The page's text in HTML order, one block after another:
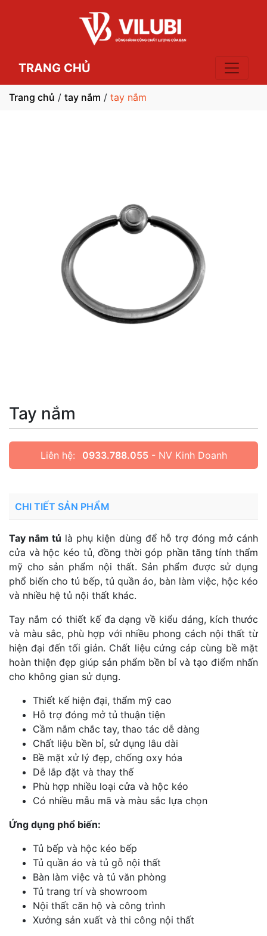
TRANG CHỦ
Trang chủ / tay nắm / tay nắm
Tay nắm
Liên hệ: 0933.788.055- NV Kinh Doanh
CHI TIẾT SẢN PHẨM
Tay nắm tủ là phụ kiện dùng để hỗ trợ đóng mở cánh
cửa và hộc kéo tủ, đồng thời góp phần tăng tính thẩm
mỹ cho sản phẩm nội thất. Sản phẩm được sử dụng
phổ biến cho tủ bếp, tủ quần áo, bàn làm việc, hộc kéo
và nhiều hệ tủ nội thất khác.
Tay nắm có thiết kế đa dạng về kiểu dáng, kích thước
và màu sắc, phù hợp với nhiều phong cách nội thất từ
hiện đại đến tối giản. Chất liệu cứng cáp cùng bề mặt
hoàn thiện đẹp giúp sản phẩm bền bỉ và tạo điểm nhấn
cho không gian sử dụng.
Thiết kế hiện đại, thẩm mỹ cao
Hỗ trợ đóng mở tủ thuận tiện
Cầm nắm chắc tay, thao tác dễ dàng
Chất liệu bền bỉ, sử dụng lâu dài
Bề mặt xử lý đẹp, chống oxy hóa
Dễ lắp đặt và thay thế
Phù hợp nhiều loại cửa và hộc kéo
Có nhiều mẫu mã và màu sắc lựa chọn
Ứng dụng phổ biến:
Tủ bếp và hộc kéo bếp
Tủ quần áo và tủ gỗ nội thất
Bàn làm việc và tủ văn phòng
Tủ trang trí và showroom
Nội thất căn hộ và công trình
Xưởng sản xuất và thi công nội thất